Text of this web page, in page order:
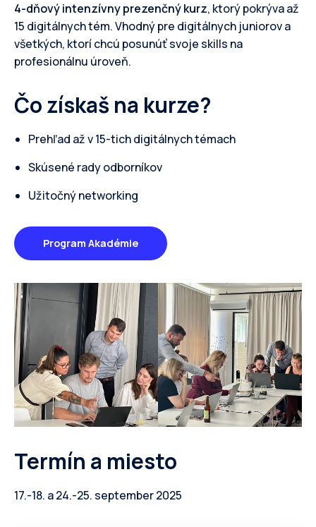
4-dňový intenzívny prezenčný kurz, ktorý pokrýva až
15 digitálnych tém. Vhodný pre digitálnych juniorov a
všetkých, ktorí chcú posunúť svoje skills na
profesionálnu úroveň.
Čo získaš na kurze?
Prehľad až v 15-tich digitálnych témach
Skúsené rady odborníkov
Užitočný networking
Program Akadémie
Termín a miesto
17.-18. a 24.-25. september 2025